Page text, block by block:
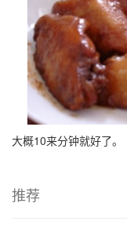
大概10来分钟就好了。
推荐